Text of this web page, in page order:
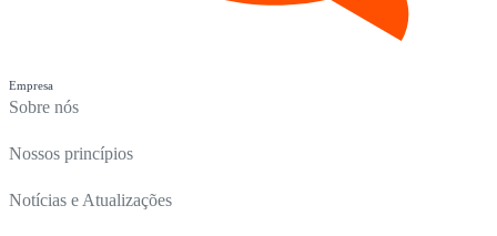
Empresa
Sobre nós
Nossos princípios
Notícias e Atualizações